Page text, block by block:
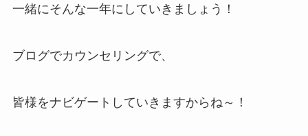
一緒にそんな一年にしていきましょう！
ブログでカウンセリングで、
皆様をナビゲートしていきますからね～！